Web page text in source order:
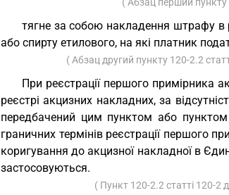
тягне за собою накладення штрафу в
або спирту етилового, на які платник
( Абзац другий пункту 120-2.2
При реєстрації першого примірника
реєстрі акцизних накладних, за
передбачений цим пунктом або
граничних термінів реєстрації першого
коригування до акцизної накладної в
застосовуються.
( Пункт 120-2.2 статті 120-2